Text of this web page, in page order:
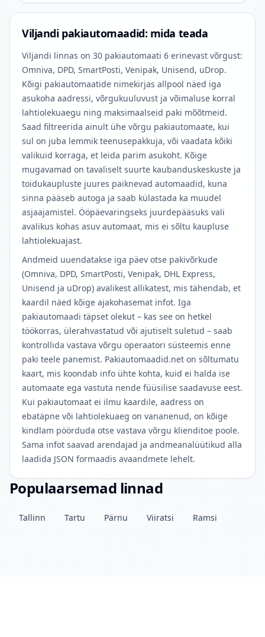
Viljandi pakiautomaadid: mida teada
Viljandi linnas on 30 pakiautomaati 6 erinevast võrgust:
Omniva, DPD, SmartPosti, Venipak, Unisend, uDrop.
Kõigi pakiautomaatide nimekirjas allpool näed iga
asukoha aadressi, võrgukuuluvust ja võimaluse korral
lahtiolekuaegu ning maksimaalseid paki mõõtmeid.
Saad filtreerida ainult ühe võrgu pakiautomaate, kui
sul on juba lemmik teenusepakkuja, või vaadata kõiki
valikuid korraga, et leida parim asukoht. Kõige
mugavamad on tavaliselt suurte kaubanduskeskuste ja
toidukaupluste juures paiknevad automaadid, kuna
sinna pääseb autoga ja saab külastada ka muudel
asjaajamistel. Ööpäevaringseks juurdepääsuks vali
avalikus kohas asuv automaat, mis ei sõltu kaupluse
lahtiolekuajast.
Andmeid uuendatakse iga päev otse pakivõrkude
(Omniva, DPD, SmartPosti, Venipak, DHL Express,
Unisend ja uDrop) avalikest allikatest, mis tähendab, et
kaardil näed kõige ajakohasemat infot. Iga
pakiautomaadi täpset olekut – kas see on hetkel
töökorras, ülerahvastatud või ajutiselt suletud – saab
kontrollida vastava võrgu operaatori süsteemis enne
paki teele panemist. Pakiautomaadid.net on sõltumatu
kaart, mis koondab info ühte kohta, kuid ei halda ise
automaate ega vastuta nende füüsilise saadavuse eest.
Kui pakiautomaat ei ilmu kaardile, aadress on
ebatäpne või lahtiolekuaeg on vananenud, on kõige
kindlam pöörduda otse vastava võrgu klienditoe poole.
Sama infot saavad arendajad ja andmeanalüütikud alla
laadida JSON formaadis avaandmete lehelt.
Populaarsemad linnad
Tallinn Tartu Pärnu Viiratsi Ramsi